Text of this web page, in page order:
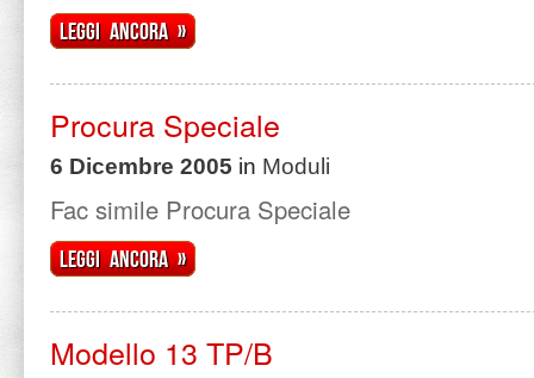
Leggi ancora »
Procura Speciale
6 Dicembre 2005 in Moduli
Fac simile Procura Speciale
Leggi ancora »
Modello 13 TP/B